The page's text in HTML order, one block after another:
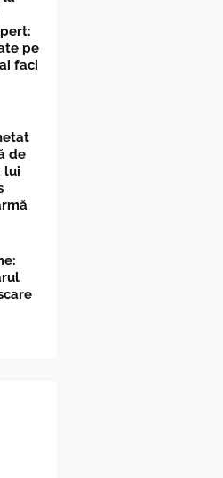
pe
faci
de
lui